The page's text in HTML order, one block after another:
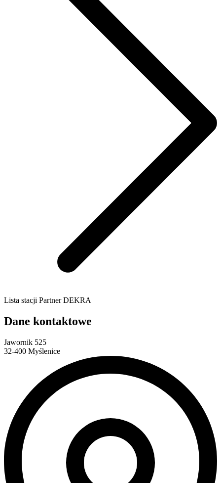
Lista stacji Partner DEKRA
Dane kontaktowe
Jawornik 525
32-400 Myślenice